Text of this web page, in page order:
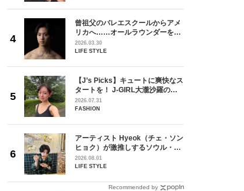
曾祖父のバレエスクールからアメ
リカへ……オールラウンダーを目
指すダンサーは踊ることが好きす
ぎる【王子様の推しドコロ】
2026.03.30
LIFE STYLE
【J’s Picks】キュートに爽快なス
タートを！ J-GIRL大瀧沙羅の軽
やかな朝活〈気分をアゲるアイテ
ム＆ルーティーン〉
2026.07.31
FASHION
アーティスト Hyeok（チェ・ソン
ヒョク）が激推しするソウル・新
沙のタッカンマリ【リア韓】#002
2026.08.01
LIFE STYLE
Recommended by